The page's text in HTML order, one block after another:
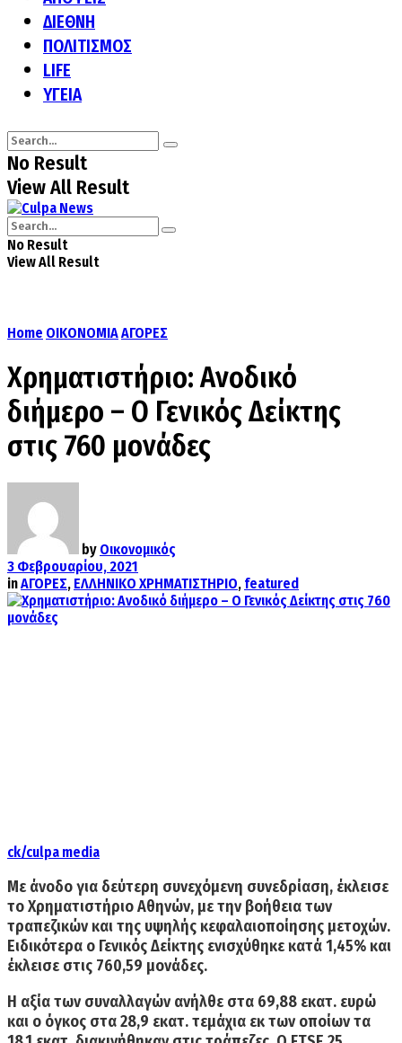
ΔΙΕΘΝΗ
ΠΟΛΙΤΙΣΜΟΣ
LIFE
ΥΓΕΙΑ
No Result
View All Result
No Result
View All Result
Home ΟΙΚΟΝΟΜΙΑΑΓΟΡΕΣ
Χρηματιστήριο: Ανοδικό
διήμερο – Ο Γενικός Δείκτης
στις 760 μονάδες
by Οικονομικός
3 Φεβρουαρίου, 2021
inΑΓΟΡΕΣ, ΕΛΛΗΝΙΚΟ ΧΡΗΜΑΤΙΣΤΗΡΙΟ, featured
ck/culpa media
Με άνοδο για δεύτερη συνεχόμενη συνεδρίαση, έκλεισε
το Χρηματιστήριο Αθηνών, με την βοήθεια των
τραπεζικών και της υψηλής κεφαλαιοποίησης μετοχών.
Ειδικότερα ο Γενικός Δείκτης ενισχύθηκε κατά 1,45% και
έκλεισε στις 760,59 μονάδες.
Η αξία των συναλλαγών ανήλθε στα 69,88 εκατ. ευρώ
και ο όγκος στα 28,9 εκατ. τεμάχια εκ των οποίων τα